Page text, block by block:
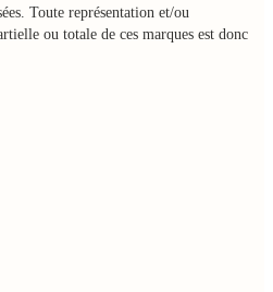
Toute représentation et/ou
ou totale de ces marques est donc